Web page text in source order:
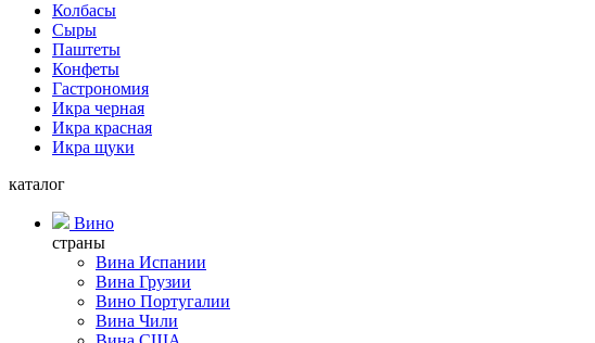
Колбасы
Сыры
Паштеты
Конфеты
Гастрономия
Икра черная
Икра красная
Икра щуки
каталог
Вино
страны
Вина Испании
Вина Грузии
Вино Португалии
Вина Чили